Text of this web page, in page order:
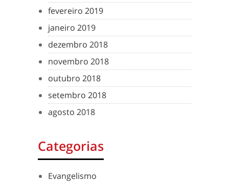
fevereiro 2019
janeiro 2019
dezembro 2018
novembro 2018
outubro 2018
setembro 2018
agosto 2018
Categorias
Evangelismo